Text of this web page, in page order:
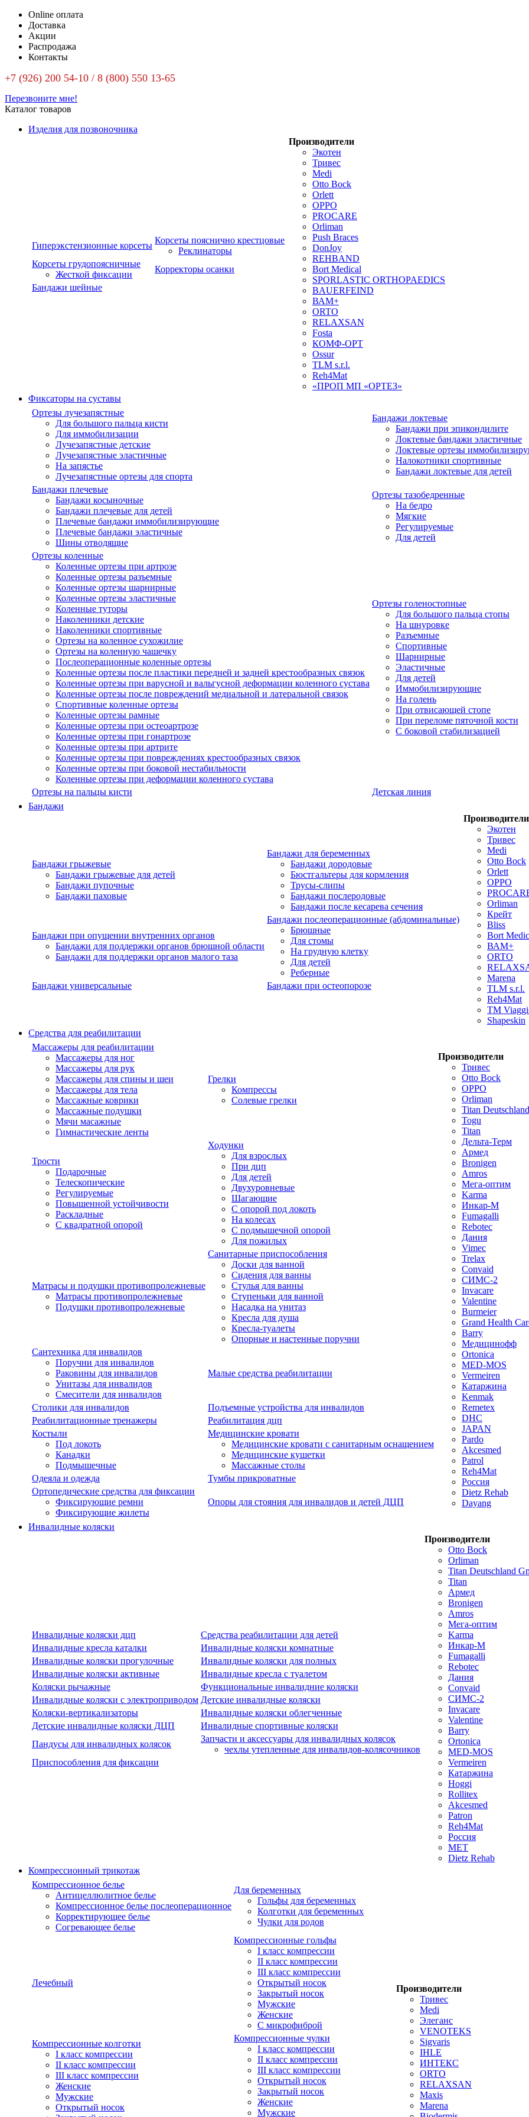
Online оплата
Доставка
Акции
Распродажа
Контакты
+7 (926) 200 54-10 / 8 (800) 550 13-65
Перезвоните мне!
Каталог товаров
Изделия для позвоночника
Гиперэкстензионные корсеты
Корсеты пояснично крестцовые
Реклинаторы
Корсеты грудопоясничные
Жесткой фиксации
Корректоры осанки
Бандажи шейные
Производители
Экотен
Тривес
Medi
Otto Bock
Orlett
OPPO
PROCARE
Orliman
Push Braces
DonJoy
REHBAND
Bort Medical
SPORLASTIC ORTHOPAEDICS
BAUERFEIND
ВАМ+
ORTO
RELAXSAN
Fosta
КОМФ-ОРТ
Ossur
TLM s.r.l.
Reh4Mat
«ПРОП МП «ОРТЕЗ»
Фиксаторы на суставы
Ортезы лучезапястные
Для большого пальца кисти
Для иммобилизации
Лучезапястные детские
Лучезапястные эластичные
На запястье
Лучезапястные ортезы для спорта
Бандажи локтевые
Бандажи при эпикондилите
Локтевые бандажи эластичные
Локтевые ортезы
Налокотники спортивные
Бандажи локтевые для детей
Бандажи плечевые
Бандажи косыночные
Бандажи плечевые для детей
Плечевые бандажи иммобилизирующие
Плечевые бандажи эластичные
Шины отводящие
Ортезы тазобедренные
На бедро
Мягкие
Регулируемые
Для детей
Ортезы коленные
Коленные ортезы при артрозе
Коленные ортезы разъемные
Коленные ортезы шарнирные
Коленные ортезы эластичные
Коленные туторы
Наколенники детские
Наколенники спортивные
Ортезы на коленное сухожилие
Ортезы на коленную чашечку
Послеоперационные коленные ортезы
Коленные ортезы после пластики передней и задней крестообразных связок
Коленные ортезы при варусной и вальгусной деформации коленного сустава
Коленные ортезы после повреждений медиальной и латеральной связок
Спортивные коленные ортезы
Коленные ортезы рамные
Коленные ортезы при остеоартрозе
Коленные ортезы при гонартрозе
Коленные ортезы при артрите
Коленные ортезы при повреждениях крестообразных связок
Коленные ортезы при боковой нестабильности
Коленные ортезы при деформации коленного сустава
Ортезы голеностопные
Для большого пальца стопы
На шнуровке
Разъемные
Спортивные
Шарнирные
Эластичные
Для детей
Иммобилизирующие
На голень
При отвисающей стопе
При переломе пяточной кости
С боковой стабилизацией
Ортезы на пальцы кисти
Детская линия
Бандажи
Бандажи грыжевые
Бандажи грыжевые для детей
Бандажи пупочные
Бандажи паховые
Бандажи для беременных
Бандажи дородовые
Бюстгальтеры для кормления
Трусы-слипы
Бандажи послеродовые
Бандажи после кесарева сечения
Бандажи при опущении внутренних органов
Бандажи для поддержки органов брюшной области
Бандажи для поддержки органов малого таза
Бандажи послеоперационные (абдоминальные)
Брюшные
Для стомы
На грудную клетку
Для детей
Реберные
Бандажи универсальные
Бандажи при остеопорозе
Производители
Экотен
Тривес
Medi
Otto Bock
Orlett
OPPO
Orliman
Крейт
Bliss
Bort
ВАМ+
ORTO
Marena
TLM s.r.l.
Reh4Mat
TM
Shapeskin
Средства для реабилитации
Массажеры для реабилитации
Массажеры для ног
Массажеры для рук
Массажеры для спины и шеи
Массажеры для тела
Массажные коврики
Массажные подушки
Мячи масажные
Гимнастические ленты
Грелки
Компрессы
Солевые грелки
Трости
Подарочные
Телескопические
Регулируемые
Повышенной устойчивости
Раскладные
С квадратной опорой
Ходунки
Для взрослых
При дцп
Для детей
Двухуровневые
Шагающие
С опорой под локоть
На колесах
С подмышечной опорой
Для пожилых
Матрасы и подушки противопролежневые
Матрасы противопролежневые
Подушки противопролежневые
Санитарные приспособления
Доски для ванной
Сидения для ванны
Стулья для ванны
Ступеньки для ванной
Насадка на унитаз
Кресла для душа
Кресла-туалеты
Опорные и настенные поручни
Сантехника для инвалидов
Поручни для инвалидов
Раковины для инвалидов
Унитазы для инвалидов
Смесители для инвалидов
Малые средства реабилитации
Столики для инвалидов
Подъемные устройства для инвалидов
Реабилитационные тренажеры
Реабилитация дцп
Костыли
Под локоть
Канадки
Подмышечные
Медицинские кровати
Медицинские кровати с санитарным оснащением
Медицинские кушетки
Массажные столы
Одеяла и одежда
Тумбы прикроватные
Ортопедические средства для фиксации
Фиксирующие ремни
Фиксирующие жилеты
Опоры для стояния для инвалидов и детей ДЦП
Производители
Тривес
Otto Bock
OPPO
Orliman
Titan
Togu
Titan
Дельта-Терм
Армед
Bronigen
Amros
Мега-оптим
Karma
Инкар-М
Fumagalli
Rebotec
Дания
Vimec
Trelax
Convaid
СИМС-2
Invacare
Valentine
Burmeier
Grand Health
Barry
Медицинофф
Ortonica
MED-MOS
Vermeiren
Катаржина
Kenmak
Remetex
DHC
JAPAN
Pardo
Akcesmed
Patrol
Reh4Mat
Россия
Dietz Rehab
Dayang
Инвалидные коляски
Инвалидные коляски дцп
Средства реабилитации для детей
Инвалидные кресла каталки
Инвалидные коляски комнатные
Инвалидные коляски прогулочные
Инвалидные коляски для полных
Инвалидные коляски активные
Инвалидные кресла с туалетом
Коляски рычажные
Функциональные инвалидние коляски
Инвалидные коляски с электроприводом Детские инвалидные коляски
Коляски-вертикализаторы
Инвалидные коляски облегченные
Детские инвалидные коляски ДЦП
Инвалидные спортивные коляски
Пандусы для инвалидных колясок
Запчасти и аксессуары для инвалидных колясок
чехлы утепленные для инвалидов-колясочников
Приспособления для фиксации
Производители
Otto Bock
Orliman
Titan Deutschland
Titan
Армед
Bronigen
Amros
Мега-оптим
Karma
Инкар-М
Fumagalli
Rebotec
Дания
Convaid
СИМС-2
Invacare
Valentine
Barry
Ortonica
MED-MOS
Vermeiren
Катаржина
Hoggi
Rollitex
Akcesmed
Patron
Reh4Mat
Россия
МЕТ
Dietz Rehab
Компрессионный трикотаж
Компрессионное белье
Антицеллюлитное белье
Компрессионное белье послеоперационное
Корректирующее белье
Согревающее белье
Для беременных
Гольфы для беременных
Колготки для беременных
Чулки для родов
Лечебный
Компрессионные гольфы
I класс компрессии
II класс компрессии
III класс компрессии
Открытый носок
Закрытый носок
Мужские
Женские
С микрофиброй
Компрессионные колготки
I класс компрессии
II класс компрессии
III класс компрессии
Женские
Мужские
Открытый носок
Компрессионные чулки
I класс компрессии
II класс компрессии
III класс компрессии
Открытый носок
Закрытый носок
Женские
Мужские
Производители
Тривес
Medi
Элеганс
VENOTEKS
Sigvaris
IHLE
ИНТЕКС
ORTO
RELAXSAN
Maxis
Marena